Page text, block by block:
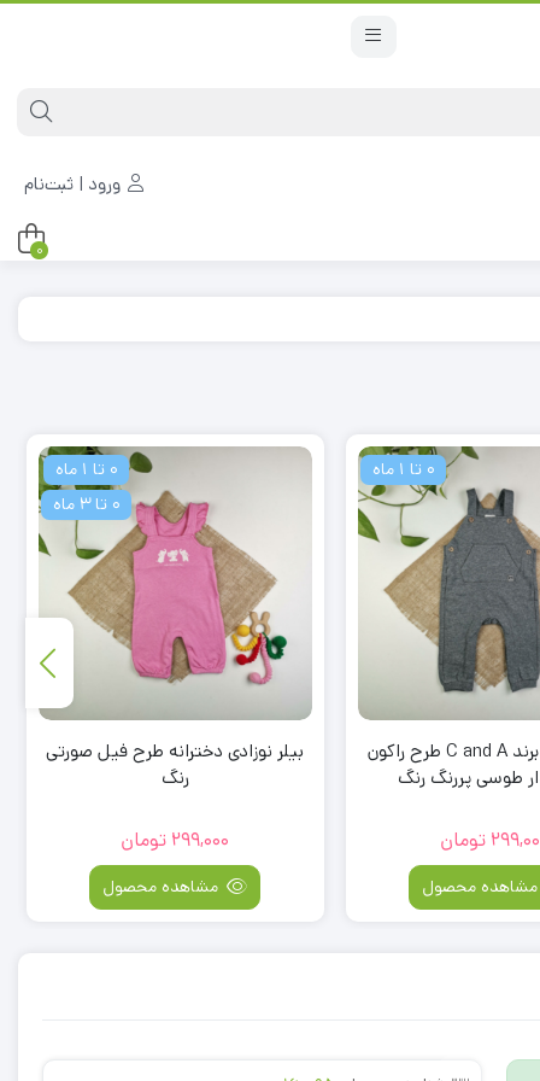
ورود | ثبت‌نام
0
0 تا 1 ماه
بیلر نوزادی برند C and A طرح راکون
طوسی پررنگ رنگ
تومان
محصول
0 تا 1 ماه
0 تا 3 ماه
بیلر نوزادی دخترانه طرح فیل صورتی
رنگ
299,000 تومان
مشاهده محصول